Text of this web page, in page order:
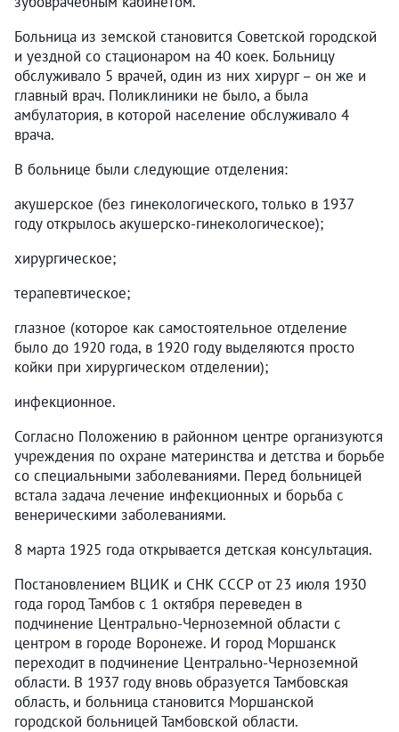
Больница из земской становится Советской городской
и уездной со стационаром на 40 коек. Больницу
обслуживало 5 врачей, один из них хирург – он же и
главный врач. Поликлиники не было, а была
амбулатория, в которой население обслуживало 4
врача.
В больнице были следующие отделения:
акушерское (без гинекологического, только в 1937
году открылось акушерско-гинекологическое);
хирургическое;
терапевтическое;
глазное (которое как самостоятельное отделение
было до 1920 года, в 1920 году выделяются просто
койки при хирургическом отделении);
инфекционное.
Согласно Положению в районном центре организуются
учреждения по охране материнства и детства и борьбе
со специальными заболеваниями. Перед больницей
встала задача лечение инфекционных и борьба с
венерическими заболеваниями.
8 марта 1925 года открывается детская консультация.
Постановлением ВЦИК и СНК СССР от 23 июля 1930
года город Тамбов с 1 октября переведен в
подчинение Центрально-Черноземной области с
центром в городе Воронеже. И город Моршанск
переходит в подчинение Центрально-Черноземной
области. В 1937 году вновь образуется Тамбовская
область, и больница становится Моршанской
городской больницей Тамбовской области.